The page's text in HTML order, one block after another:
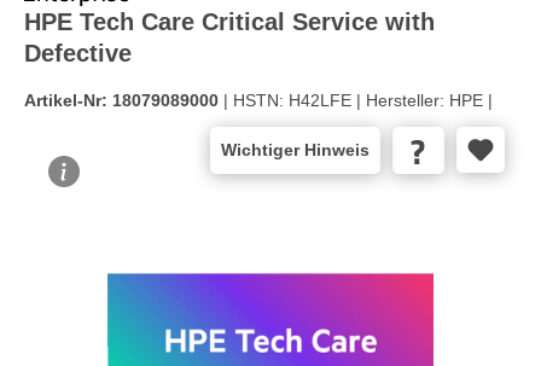
HPE Tech Care Critical Service with
Defective
Artikel-Nr: 18079089000 | HSTN: H42LFE | Hersteller: HPE |
Wichtiger Hinweis